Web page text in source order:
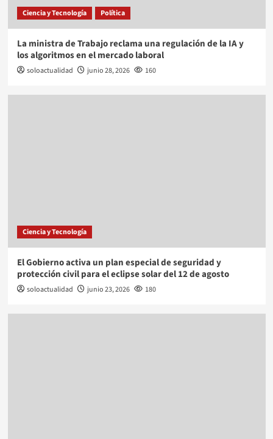
Ciencia y Tecnología Política
La ministra de Trabajo reclama una regulación de la IA y
los algoritmos en el mercado laboral
soloactualidad junio 28, 2026 160
Ciencia y Tecnología
El Gobierno activa un plan especial de seguridad y
protección civil para el eclipse solar del 12 de agosto
soloactualidad junio 23, 2026 180